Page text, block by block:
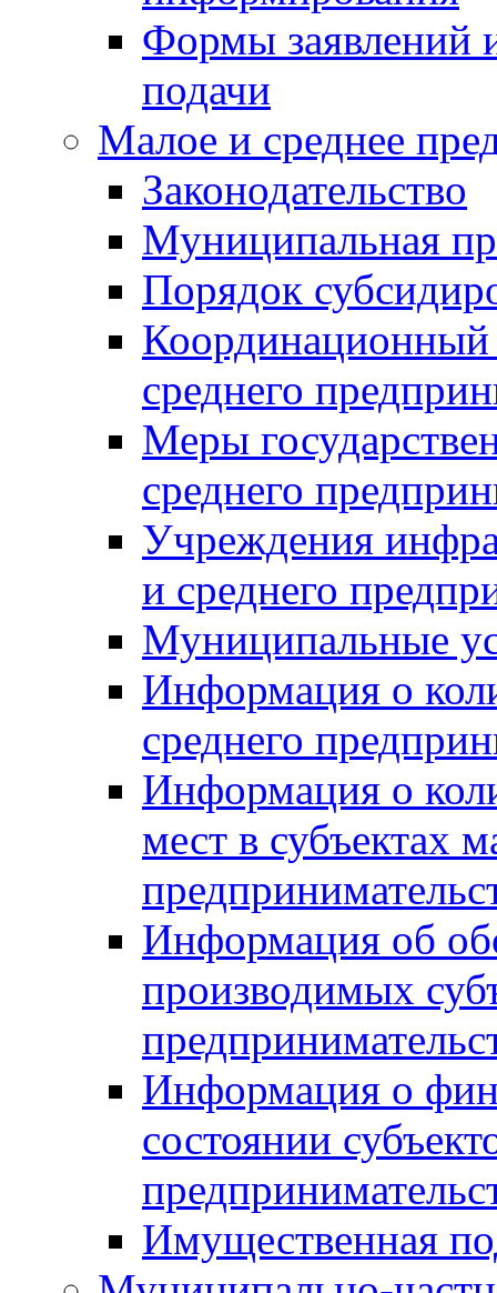
Формы заявлений
подачи
Малое и среднее
Законодательство
Муниципальная
Порядок
Координационный
среднего
Меры
среднего
Учреждения
и среднего
Муниципальные
Информация о
среднего
Информация о
мест в субъектах
Информация об
производимых
Информация о
состоянии
Имущественная